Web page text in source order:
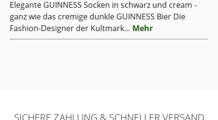
Elegante GUINNESS Socken in schwarz und cream -
ganz wie das cremige dunkle GUINNESS Bier Die
Fashion-Designer der Kultmark… Mehr